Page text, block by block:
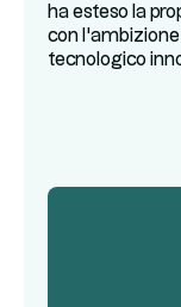
ha esteso la
con l'ambizione
tecnologico